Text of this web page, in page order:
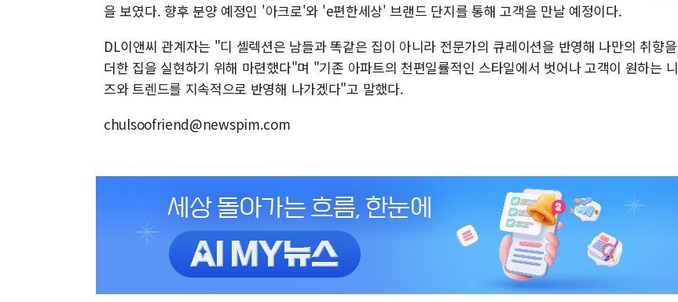
을 보였다. 향후 분양 예정인 '아크로'와 'e편한세상' 브랜드 단지를 통해 고객을 만날 예정이다.
DL이앤씨 관계자는 "디 셀렉션은 남들과 똑같은 집이 아니라 전문가의 큐레이션을 반영해 나만의 취향을
더한 집을 실현하기 위해 마련했다"며 "기존 아파트의 천편일률적인 스타일에서 벗어나 고객이 원하는 니
즈와 트렌드를 지속적으로 반영해 나가겠다"고 말했다.
chulsoofriend@newspim.com